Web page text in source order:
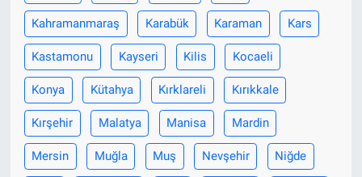
Kahramanmaraş Karabük Karaman Kars
Kastamonu Kayseri Kilis Kocaeli
Konya Kütahya Kırklareli Kırıkkale
Kırşehir Malatya Manisa Mardin
Mersin Muğla Muş Nevşehir Niğde